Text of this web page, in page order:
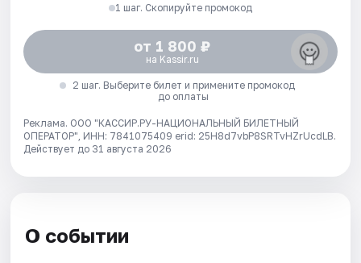
1 шаг. Скопируйте промокод
от 1 800 ₽
на Kassir.ru
2 шаг. Выберите билет и примените промокод
до оплаты
Реклама. ООО "КАССИР.РУ-НАЦИОНАЛЬНЫЙ БИЛЕТНЫЙ
ОПЕРАТОР", ИНН: 7841075409 erid: 25H8d7vbP8SRTvHZrUcdLB.
Действует до 31 августа 2026
О событии